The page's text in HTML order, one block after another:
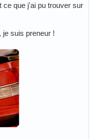
ce que j'ai pu trouver sur
suis preneur !